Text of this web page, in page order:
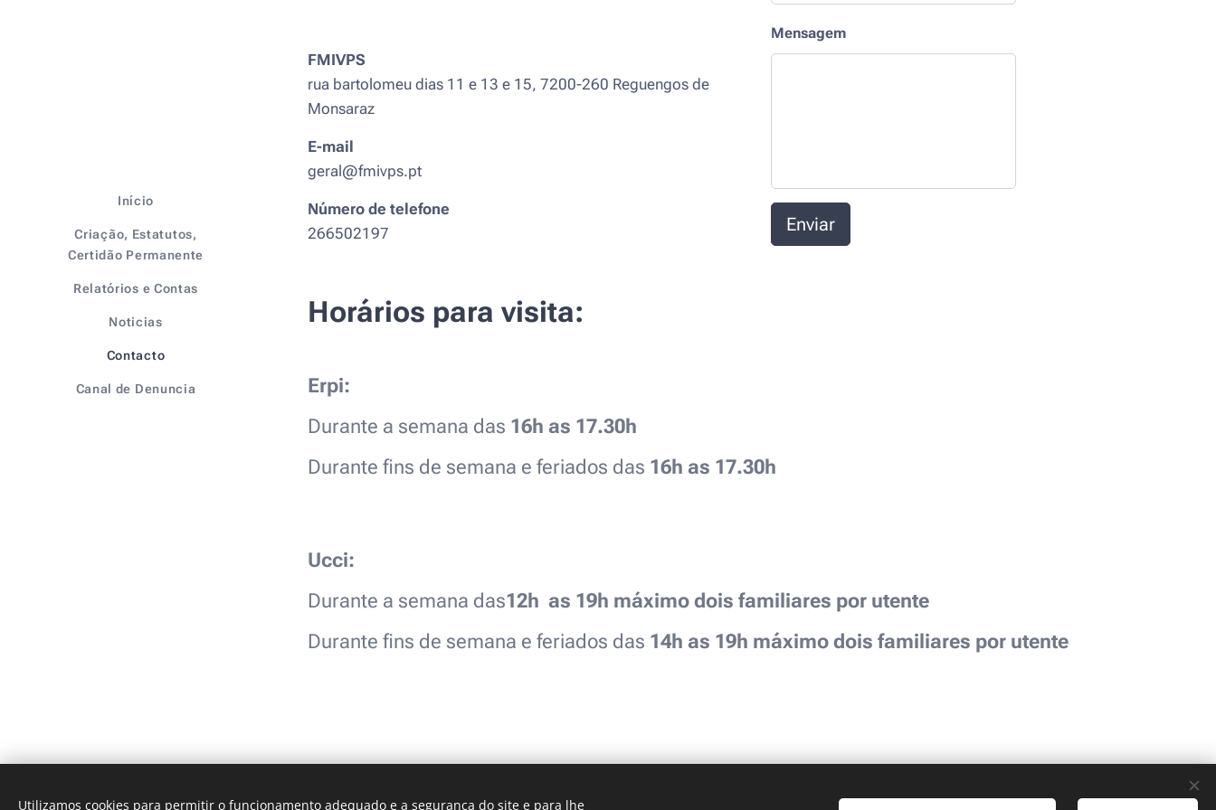
Início
Criação, Estatutos,
Certidão Permanente
Relatórios e Contas
Noticias
Contacto
Canal de Denuncia
FMIVPS
rua bartolomeu dias 11 e 13 e 15, 7200-260 Reguengos de
Monsaraz
E-mail
geral@fmivps.pt
Número de telefone
266502197
Mensagem
Enviar
Horários para visita:
Erpi:
Durante a semana das 16h as 17.30h
Durante fins de semana e feriados das 16h as 17.30h
Ucci:
Durante a semana das12h as 19h máximo dois familiares por utente
Durante fins de semana e feriados das 14h as 19h máximo dois familiares por utente
Utilizamos cookies para permitir o funcionamento adequado e a segurança do site e para lhe